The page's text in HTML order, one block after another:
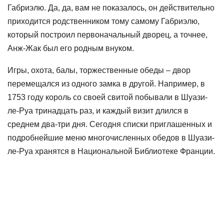
Габриэлю. Да, да, вам не показалось, он действительно
приходится родственником тому самому Габриэлю,
который построил первоначальный дворец, а точнее,
Анж-Жак был его родным внуком.
Игры, охота, балы, торжественные обеды – двор
перемещался из одного замка в другой. Например, в
1753 году король со своей свитой побывали в Шуази-
ле-Руа тринадцать раз, и каждый визит длился в
среднем два-три дня. Сегодня списки приглашенных и
подробнейшие меню многочисленных обедов в Шуази-
ле-Руа хранятся в Национальной Библиотеке Франции.